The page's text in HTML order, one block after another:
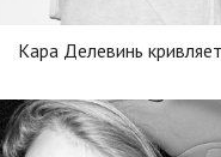
Кара Делевинь